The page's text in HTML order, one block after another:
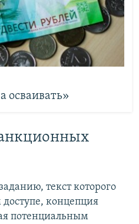
осваивать»
текст которого
концепция
потенциальным